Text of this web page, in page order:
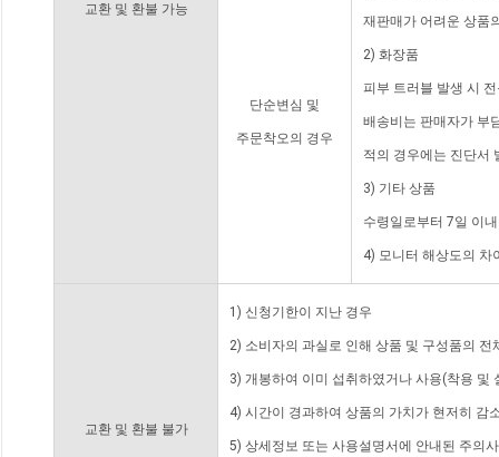
교환 및 환불 가능
단순변심 및
주문착오의 경우
재판매가 어려운 상품
2) 화장품
피부 트러블 발생 시
배송비는 판매자가 부
적의 경우에는 진단서
3) 기타 상품
수령일로부터 7일 이
4) 모니터 해상도의 차
교환 및 환불 불가
1) 신청기한이 지난 경우
2) 소비자의 과실로 인해 상품 및 구성품의
3) 개봉하여 이미 섭취하였거나 사용(착용 및
4) 시간이 경과하여 상품의 가치가 현저히 감
5) 상세정보 또는 사용설명서에 안내된 주의